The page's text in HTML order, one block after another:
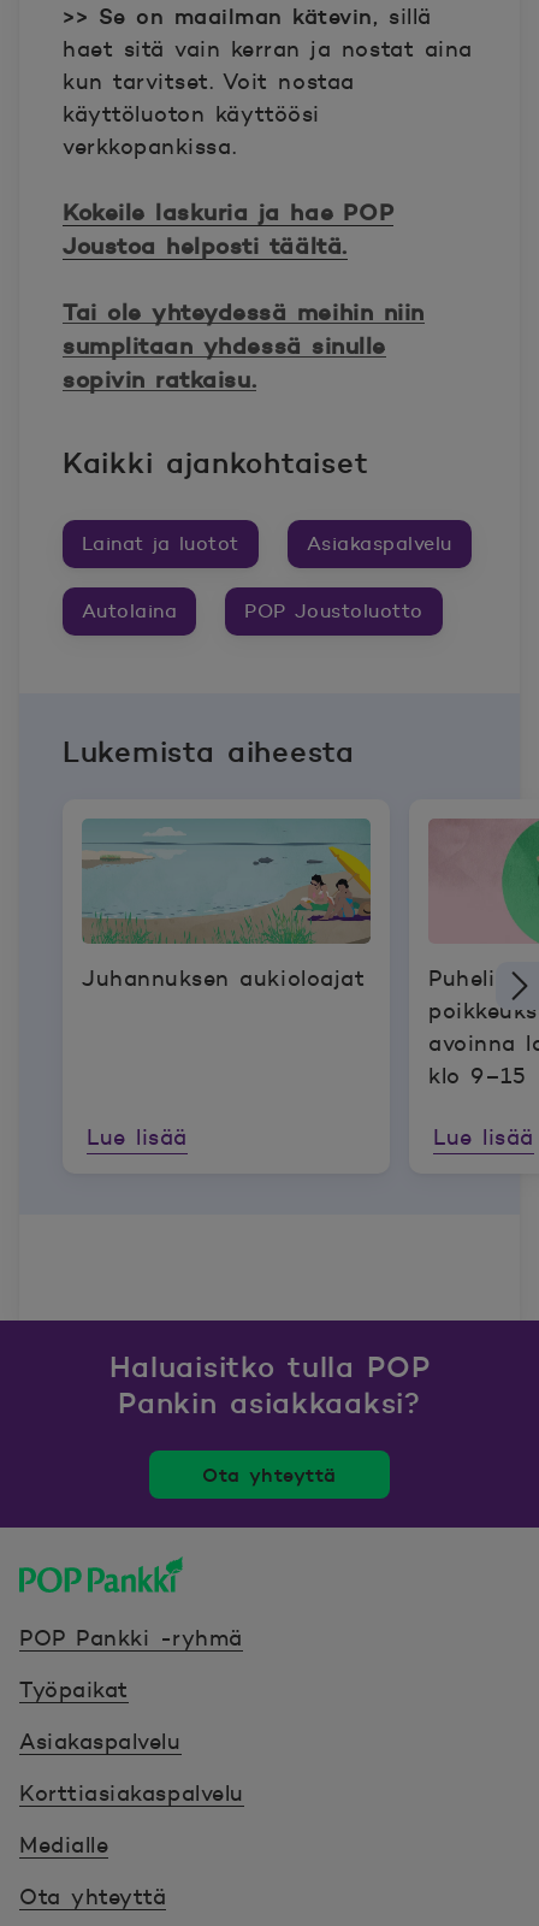
>> Se on maailman kätevin, sillä
haet sitä vain kerran ja nostat aina
kun tarvitset. Voit nostaa
käyttöluoton käyttöösi
verkkopankissa.
Kokeile laskuria ja hae POP
Joustoa helposti täältä.
Tai ole yhteydessä meihin niin
sumplitaan yhdessä sinulle
sopivin ratkaisu.
Kaikki ajankohtaiset
Lainat ja luotot Asiakaspalvelu
Autolaina POP Joustoluotto
Lukemista aiheesta
Juhannuksen aukioloajat
Lue lisää
avoinna
klo 9–15
Lue lisää
Haluaisitko tulla POP
Pankin asiakkaaksi?
Ota yhteyttä
POP Pankki -ryhmä
Työpaikat
Asiakaspalvelu
Korttiasiakaspalvelu
Medialle
Ota yhteyttä